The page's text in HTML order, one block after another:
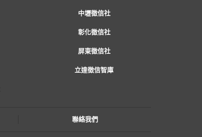
中壢徵信社
彰化徵信社
屏東徵信社
立達徵信智庫
聯絡我們